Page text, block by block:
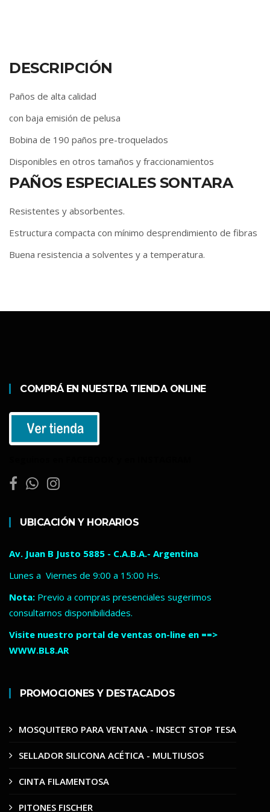
DESCRIPCIÓN
Paños de alta calidad
con baja emisión de pelusa
Bobina de 190 paños pre-troquelados
Disponibles en otros tamaños y fraccionamientos
PAÑOS ESPECIALES SONTARA
Resistentes y absorbentes.
Estructura compacta con mínimo desprendimiento de fibras
Buena resistencia a solventes y a temperatura.
COMPRÁ EN NUESTRA TIENDA ONLINE
UBICACIÓN Y HORARIOS
Av. Juan B Justo 5885 - C.A.B.A.- Argentina
Lunes a Viernes de 9:00 a 15:00 Hs.
Nota: Previo a compras presenciales sugerimos
consultarnos disponibilidades.
Visite nuestro portal de ventas on-line en ==>
WWW.BL8.AR
PROMOCIONES Y DESTACADOS
MOSQUITERO PARA VENTANA - INSECT STOP TESA
SELLADOR SILICONA ACÉTICA - MULTIUSOS
CINTA FILAMENTOSA
PITONES FISCHER